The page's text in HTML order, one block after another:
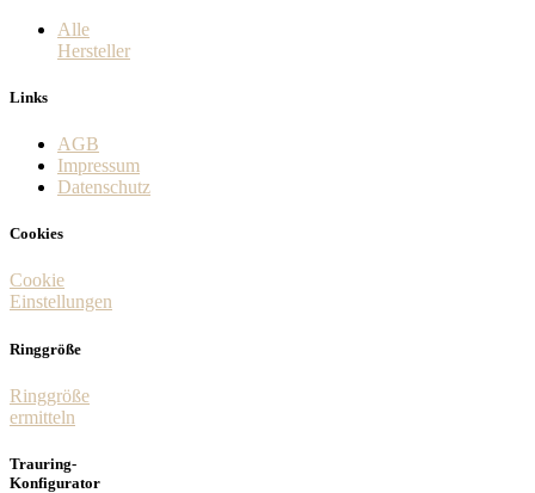
Alle
Hersteller
Links
AGB
Impressum
Datenschutz
Cookies
Cookie
Einstellungen
Ringgröße
Ringgröße
ermitteln
Trauring-
Konfigurator